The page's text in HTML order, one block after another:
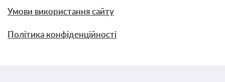
Умови використання сайту
Політика конфіденційності